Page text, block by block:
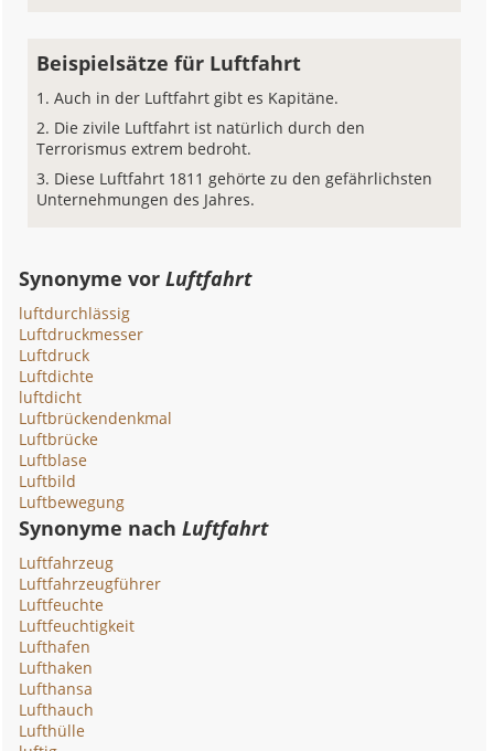
Beispielsätze für Luftfahrt
Auch in der Luftfahrt gibt es Kapitäne.
Die zivile Luftfahrt ist natürlich durch den
Terrorismus extrem bedroht.
Diese Luftfahrt 1811 gehörte zu den gefährlichsten
Unternehmungen des Jahres.
Synonyme vorLuftfahrt
luftdurchlässig
Luftdruckmesser
Luftdruck
Luftdichte
luftdicht
Luftbrückendenkmal
Luftbrücke
Luftblase
Luftbild
Luftbewegung
Synonyme nachLuftfahrt
Luftfahrzeug
Luftfahrzeugführer
Luftfeuchte
Luftfeuchtigkeit
Lufthafen
Lufthaken
Lufthansa
Lufthauch
Lufthülle